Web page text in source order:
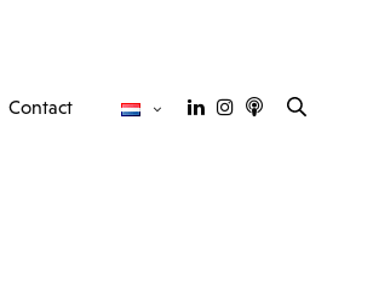
Contact